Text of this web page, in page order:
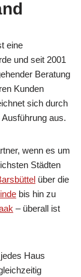
eine
und seit 2001
Beratung
Kunden
sich durch
aus.
wenn es um
Städten
über die
bis hin zu
– überall ist
Haus